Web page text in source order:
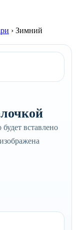
› Зимний
вставлено